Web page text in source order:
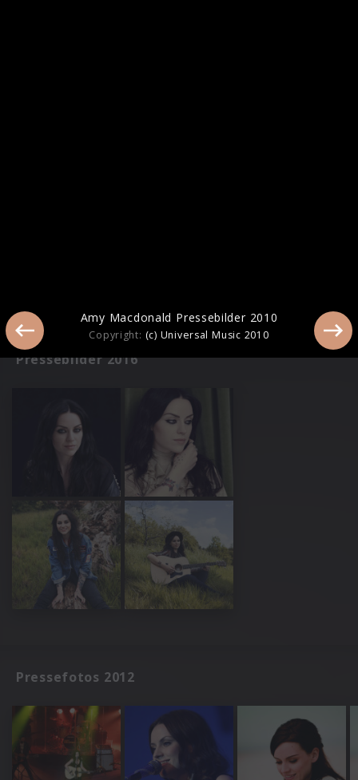
Pressebilder 2016
Pressefotos 2012
Amy Macdonald Pressebilder 2010
Copyright: (c) Universal Music 2010